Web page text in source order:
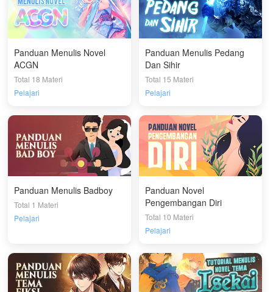
Panduan Menulis Novel
ACGN
Total 18 Materi
Pelajari
Panduan Menulis Pedang
Dan Sihir
Total 15 Materi
Pelajari
Panduan Menulis Badboy
Total 1 Materi
Pelajari
Panduan Novel
Pengembangan Diri
Total 10 Materi
Pelajari